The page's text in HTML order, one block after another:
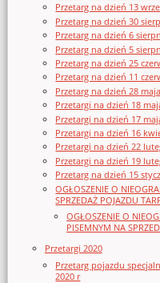
Przetarg na dzień 13
Przetarg na dzień 30
Przetarg na dzień 6
Przetarg na dzień 5
Przetarg na dzień 25
Przetarg na dzień 11
Przetarg na dzień 28
Przetargi na dzień 18
Przetargi na dzień 17
Przetargi na dzień 16
Przetargi na dzień 22
Przetargi na dzień 19
Przetarg na dzień 15
OGŁOSZENIE O
SPRZEDAŻ POJAZDU
OGŁOSZENIE O
PISEMNYM NA
Przetargi 2020
Przetarg pojazdu
2020 r